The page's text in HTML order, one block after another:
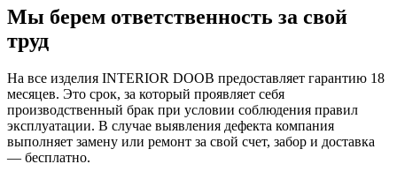
Мы берем ответственность за свой
труд
На все изделия INTERIOR DOOB предоставляет гарантию 18
месяцев. Это срок, за который проявляет себя
производственный брак при условии соблюдения правил
эксплуатации. В случае выявления дефекта компания
выполняет замену или ремонт за свой счет, забор и доставка
— бесплатно.